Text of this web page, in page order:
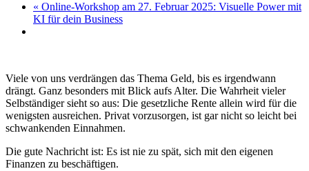
« Online-Workshop am 27. Februar 2025: Visuelle Power mit
KI für dein Business
Viele von uns verdrängen das Thema Geld, bis es irgendwann
drängt. Ganz besonders mit Blick aufs Alter. Die Wahrheit vieler
Selbständiger sieht so aus: Die gesetzliche Rente allein wird für die
wenigsten ausreichen. Privat vorzusorgen, ist gar nicht so leicht bei
schwankenden Einnahmen.
Die gute Nachricht ist: Es ist nie zu spät, sich mit den eigenen
Finanzen zu beschäftigen.